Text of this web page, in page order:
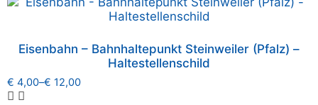
Eisenbahn – Bahnhaltepunkt Steinweiler (Pfalz) –
Haltestellenschild
€ 4,00–€ 12,00